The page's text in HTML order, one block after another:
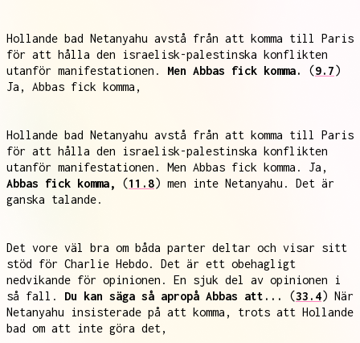
Hollande bad Netanyahu avstå från att komma till Paris
för att hålla den israelisk-palestinska konflikten
utanför manifestationen. Men Abbas fick komma. (9.7)
Ja, Abbas fick komma,
Hollande bad Netanyahu avstå från att komma till Paris
för att hålla den israelisk-palestinska konflikten
utanför manifestationen. Men Abbas fick komma. Ja,
Abbas fick komma,
(11.8) men inte Netanyahu. Det är
ganska talande.
Det vore väl bra om båda parter deltar och visar sitt
stöd för Charlie Hebdo. Det är ett obehagligt
nedvikande för opinionen. En sjuk del av opinionen i
så fall. Du kan säga så apropå Abbas att... (33.4) När
Netanyahu insisterade på att komma, trots att Hollande
bad om att inte göra det,